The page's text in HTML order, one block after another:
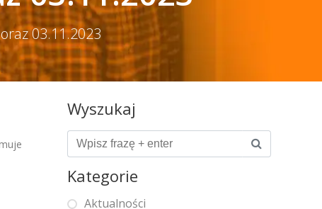
03.11.2023
Wyszukaj
Kategorie
Aktualności